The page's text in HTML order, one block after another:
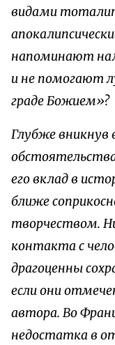
видами
напоминают
и не помогают
граде Божием»?
Глубже вникнув
его вклад в
ближе
творчеством.
контакта с
драгоценны
если они
автора. Во
недостатка в